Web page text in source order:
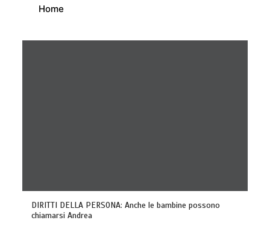
Home
DIRITTI DELLA PERSONA: Anche le bambine possono
chiamarsi Andrea